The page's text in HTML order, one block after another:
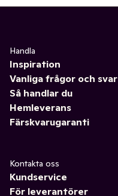
Handla
Inspiration
Vanliga frågor och svar
Så handlar du
Hemleverans
Färskvarugaranti
Kontakta oss
Kundservice
För leverantörer